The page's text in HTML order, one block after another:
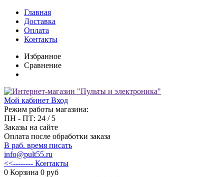
Главная
Доставка
Оплата
Контакты
Избранное
Сравнение
Мой кабинет Вход
Режим работы магазина:
ПН - ПТ: 24 / 5
Заказы на сайте
Оплата после обработки заказа
В раб. время писать
info@pult55.ru
<<-------- Контакты
0 Корзина 0 руб